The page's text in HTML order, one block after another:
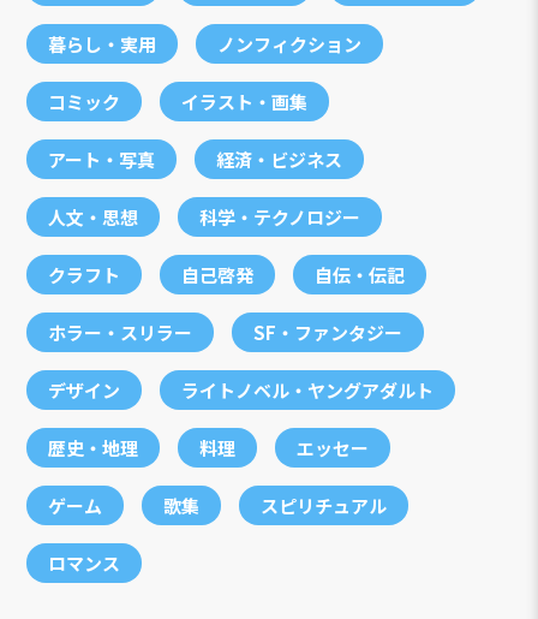
暮らし・実用 ノンフィクション
コミック イラスト・画集
アート・写真 経済・ビジネス
人文・思想 科学・テクノロジー
クラフト 自己啓発 自伝・伝記
ホラー・スリラー SF・ファンタジー
デザイン ライトノベル・ヤングアダルト
歴史・地理 料理 エッセー
ゲーム 歌集 スピリチュアル
ロマンス